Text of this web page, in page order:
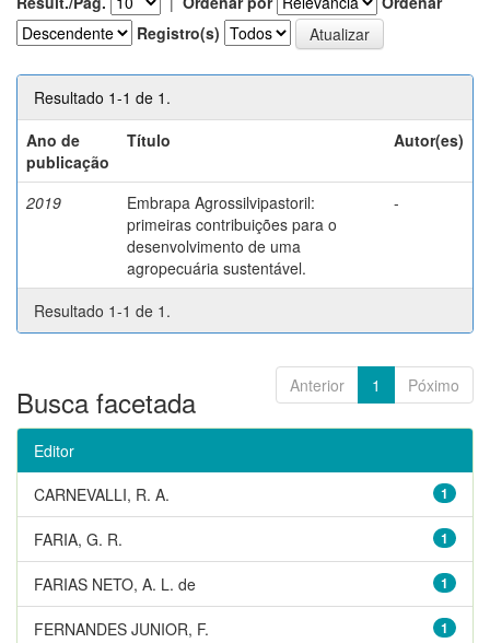
Registro(s)
Resultado 1-1 de 1.
Ano de
publicação
Título Autor(es)
2019
Embrapa Agrossilvipastoril:
primeiras contribuições para o
desenvolvimento de uma
agropecuária sustentável.
-
Resultado 1-1 de 1.
Anterior 1 Póximo
Busca facetada
Editor
1
CARNEVALLI, R. A.
1
FARIA, G. R.
1
FARIAS NETO, A. L. de
1
FERNANDES JUNIOR, F.